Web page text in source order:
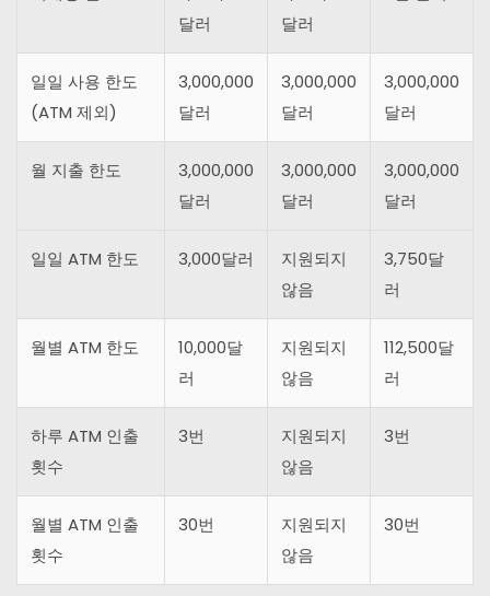
달러
달러
일일 사용 한도
(ATM 제외)
3,000,000
달러
3,000,000
달러
3,000,000
달러
월 지출 한도
3,000,000
달러
3,000,000
달러
3,000,000
달러
일일 ATM 한도 3,000달러
지원되지
않음
3,750달
러
월별 ATM 한도
10,000달
러
지원되지
않음
112,500달
러
하루 ATM 인출
횟수
3번
지원되지
않음
3번
월별 ATM 인출
횟수
30번
지원되지
않음
30번